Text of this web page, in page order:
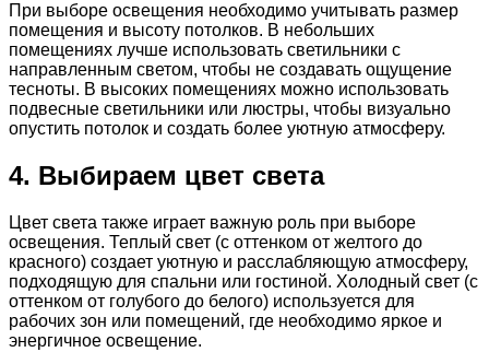
При выборе освещения необходимо учитывать размер
помещения и высоту потолков. В небольших
помещениях лучше использовать светильники с
направленным светом, чтобы не создавать ощущение
тесноты. В высоких помещениях можно использовать
подвесные светильники или люстры, чтобы визуально
опустить потолок и создать более уютную атмосферу.
4. Выбираем цвет света
Цвет света также играет важную роль при выборе
освещения. Теплый свет (с оттенком от желтого до
красного) создает уютную и расслабляющую атмосферу,
подходящую для спальни или гостиной. Холодный свет (с
оттенком от голубого до белого) используется для
рабочих зон или помещений, где необходимо яркое и
энергичное освещение.